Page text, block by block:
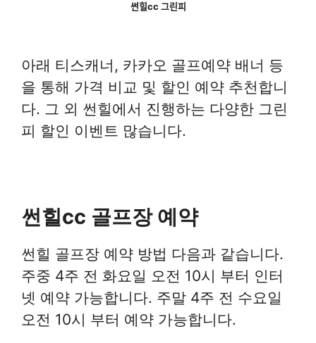
썬힐cc 그린피
아래 티스캐너, 카카오 골프예약 배너 등
을 통해 가격 비교 및 할인 예약 추천합니
다. 그 외 썬힐에서 진행하는 다양한 그린
피 할인 이벤트 많습니다.
썬힐cc 골프장 예약
썬힐 골프장 예약 방법 다음과 같습니다.
주중 4주 전 화요일 오전 10시 부터 인터
넷 예약 가능합니다. 주말 4주 전 수요일
오전 10시 부터 예약 가능합니다.